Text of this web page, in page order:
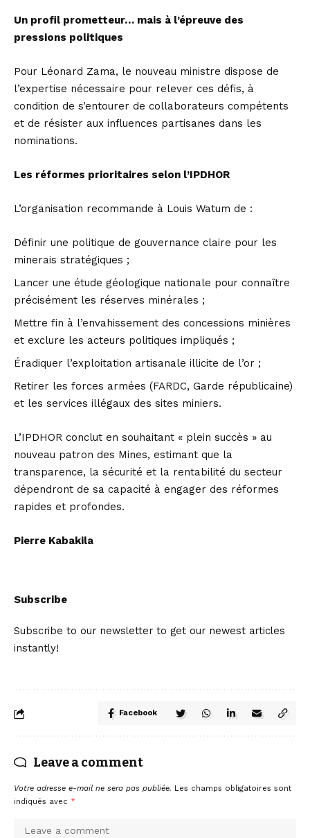
Un profil prometteur… mais à l’épreuve des
pressions politiques
Pour Léonard Zama, le nouveau ministre dispose de
l’expertise nécessaire pour relever ces défis, à
condition de s’entourer de collaborateurs compétents
et de résister aux influences partisanes dans les
nominations.
Les réformes prioritaires selon l’IPDHOR
L’organisation recommande à Louis Watum de :
Définir une politique de gouvernance claire pour les
minerais stratégiques ;
Lancer une étude géologique nationale pour connaître
précisément les réserves minérales ;
Mettre fin à l’envahissement des concessions minières
et exclure les acteurs politiques impliqués ;
Éradiquer l’exploitation artisanale illicite de l’or ;
Retirer les forces armées (FARDC, Garde républicaine)
et les services illégaux des sites miniers.
L’IPDHOR conclut en souhaitant « plein succès » au
nouveau patron des Mines, estimant que la
transparence, la sécurité et la rentabilité du secteur
dépendront de sa capacité à engager des réformes
rapides et profondes.
Pierre Kabakila
Subscribe
Subscribe to our newsletter to get our newest articles
instantly!
Facebook
Leave a comment
Votre adresse e-mail ne sera pas publiée. Les champs obligatoires sont
indiqués avec *